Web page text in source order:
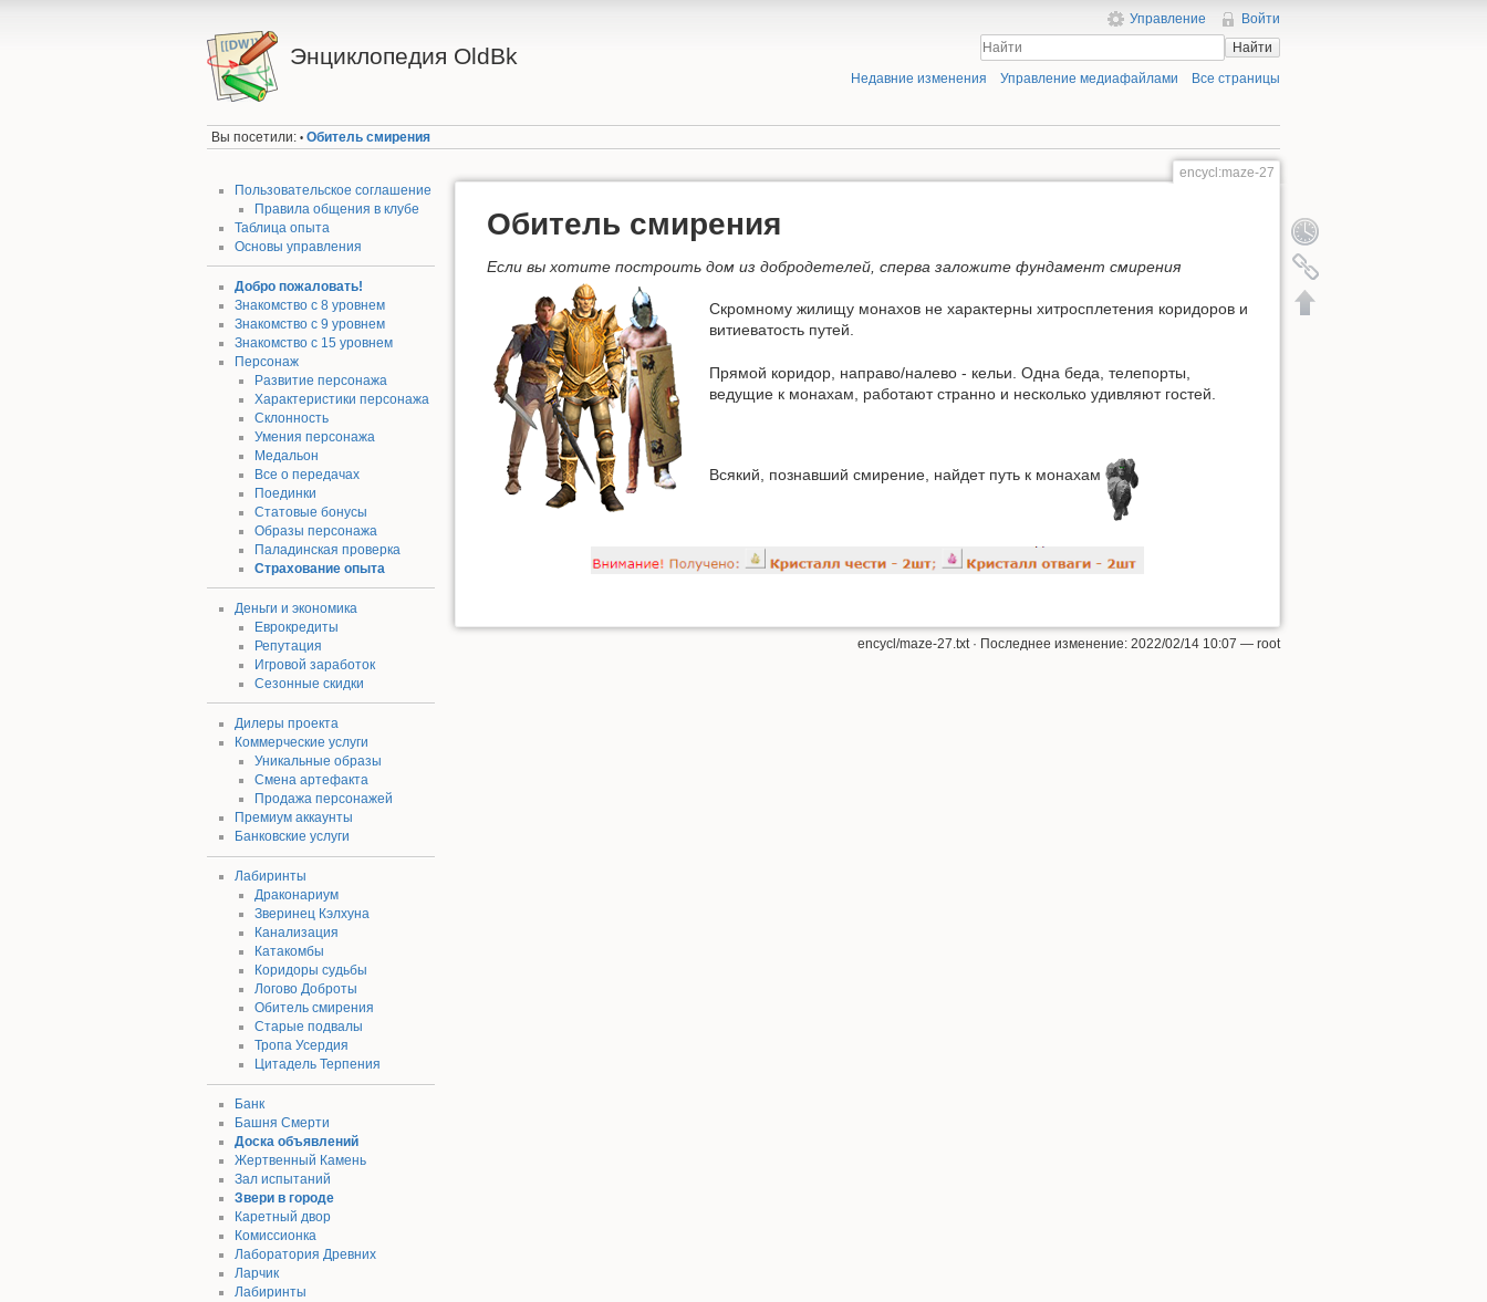
Энциклопедия OldBk
Управление
Войти
Найти
Недавние изменения Управление медиафайлами Все страницы
Вы посетили: • Обитель смирения
Пользовательское соглашение
Правила общения в клубе
Таблица опыта
Основы управления
Добро пожаловать!
Знакомство с 8 уровнем
Знакомство с 9 уровнем
Знакомство с 15 уровнем
Персонаж
Развитие персонажа
Характеристики персонажа
Склонность
Умения персонажа
Медальон
Все о передачах
Поединки
Статовые бонусы
Образы персонажа
Паладинская проверка
Страхование опыта
Деньги и экономика
Еврокредиты
Репутация
Игровой заработок
Сезонные скидки
Дилеры проекта
Коммерческие услуги
Уникальные образы
Смена артефакта
Продажа персонажей
Премиум аккаунты
Банковские услуги
Лабиринты
Драконариум
Зверинец Кэлхуна
Канализация
Катакомбы
Коридоры судьбы
Логово Доброты
Обитель смирения
Старые подвалы
Тропа Усердия
Цитадель Терпения
Банк
Башня Смерти
Доска объявлений
Жертвенный Камень
Зал испытаний
Звери в городе
Каретный двор
Комиссионка
Лаборатория Древних
Ларчик
Лабиринты
encycl:maze-27
Обитель смирения
Если вы хотите построить дом из добродетелей, сперва заложите фундамент смирения
Скромному жилищу монахов не характерны хитросплетения коридоров и
витиеватость путей.
Прямой коридор, направо/налево - кельи. Одна беда, телепорты,
ведущие к монахам, работают странно и несколько удивляют гостей.
Всякий, познавший смирение, найдет путь к монахам
encycl/maze-27.txt· Последнее изменение: 2022/02/14 10:07 — root